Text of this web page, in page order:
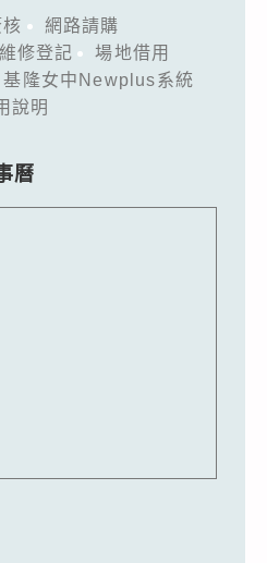
網路請購
維修登記
場地借用
基隆女中Newplus系統
說明
曆